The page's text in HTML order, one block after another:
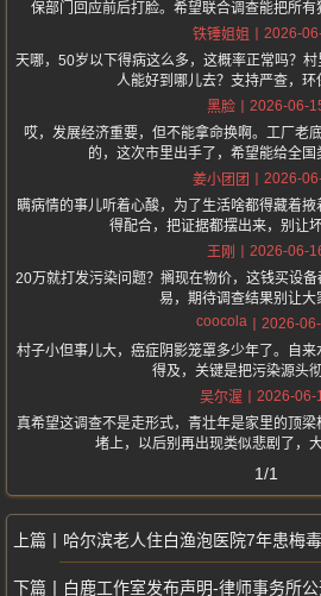
保部门回应前后打脸。希望联合调查能把所有
铁锤姐姐
2026-
天哪，50岁以下得病这么多，这概率正常吗？村
人能好到哪儿去？支持严查，环
黑脸
2026-06-
哎，发展经济重要，但不能拿命换啊。工厂老
的，这次市里出手了，希望能给全国
姜小团团
2026-
瞒病情的事儿听着心酸，为了生活啥都得藏着掖
得配合，把证据都摆出来，别让
王刚
2026-06-
20万就打发污染问题？搁现在物价，这钱买设
易，期待调查结果别让大
coocola
2026-
村子小但事儿大，癌症阴影笼罩多少年了。自
得及，关键是把污染源头彻
吴尔渥
2026-06-
真希望这调查不是走形式，青壮年是家里的顶
堵上，以后别再出现类似悲剧了，
1/1
哈尔滨老人住白渔泡医院7年患梅毒-
白鹿工作室发布声明-律师事务所公开维